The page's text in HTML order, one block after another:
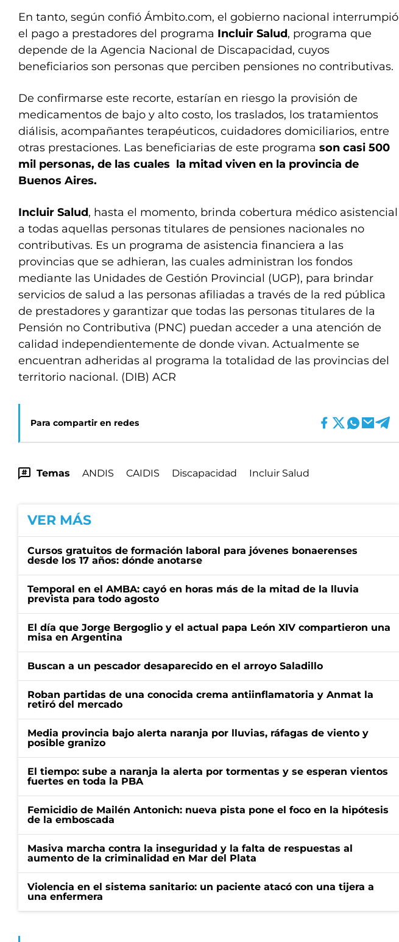
En tanto, según confió Ámbito.com, el gobierno nacional interrumpió
el pago a prestadores del programa Incluir Salud, programa que
depende de la Agencia Nacional de Discapacidad, cuyos
beneficiarios son personas que perciben pensiones no contributivas.
De confirmarse este recorte, estarían en riesgo la provisión de
medicamentos de bajo y alto costo, los traslados, los tratamientos
diálisis, acompañantes terapéuticos, cuidadores domiciliarios, entre
otras prestaciones. Las beneficiarias de este programa son casi 500
mil personas, de las cuales la mitad viven en la provincia de
Buenos Aires.
Incluir Salud, hasta el momento, brinda cobertura médico asistencial
a todas aquellas personas titulares de pensiones nacionales no
contributivas. Es un programa de asistencia financiera a las
provincias que se adhieran, las cuales administran los fondos
mediante las Unidades de Gestión Provincial (UGP), para brindar
servicios de salud a las personas afiliadas a través de la red pública
de prestadores y garantizar que todas las personas titulares de la
Pensión no Contributiva (PNC) puedan acceder a una atención de
calidad independientemente de donde vivan. Actualmente se
encuentran adheridas al programa la totalidad de las provincias del
territorio nacional. (DIB) ACR
Para compartir en redes
Temas ANDIS CAIDIS Discapacidad Incluir Salud
VER MÁS
Cursos gratuitos de formación laboral para jóvenes bonaerenses
desde los 17 años: dónde anotarse
Temporal en el AMBA: cayó en horas más de la mitad de la lluvia
prevista para todo agosto
El día que Jorge Bergoglio y el actual papa León XIV compartieron una
misa en Argentina
Buscan a un pescador desaparecido en el arroyo Saladillo
Roban partidas de una conocida crema antiinflamatoria y Anmat la
retiró del mercado
Media provincia bajo alerta naranja por lluvias, ráfagas de viento y
posible granizo
El tiempo: sube a naranja la alerta por tormentas y se esperan vientos
fuertes en toda la PBA
Femicidio de Mailén Antonich: nueva pista pone el foco en la hipótesis
de la emboscada
Masiva marcha contra la inseguridad y la falta de respuestas al
aumento de la criminalidad en Mar del Plata
Violencia en el sistema sanitario: un paciente atacó con una tijera a
una enfermera